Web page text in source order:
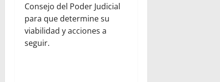
Consejo del Poder Judicial
para que determine su
viabilidad y acciones a
seguir.